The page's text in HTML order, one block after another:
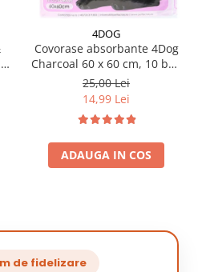
4DOG
Covorase absorbante 4Dog
Charcoal 60 x 60 cm, 10 buc
/ pachet
25,00 Lei
14,99 Lei
ADAUGA IN COS
de fidelizare